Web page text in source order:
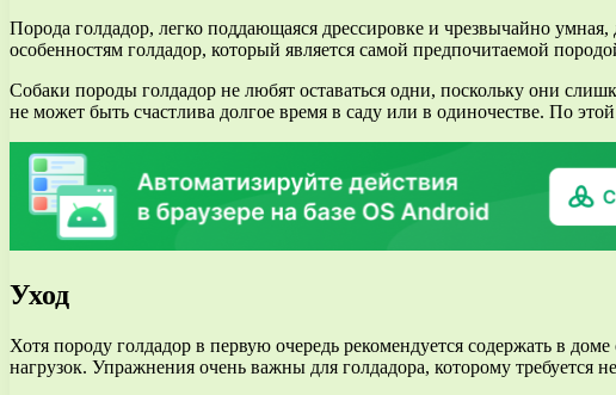
Порода голдадор, легко поддающаяся дрессировке и чрезвычайно
особенностям голдадор, который является самой предпочитаемой
Собаки породы голдадор не любят оставаться одни, поскольку они
не может быть счастлива долгое время в саду или в одиночестве. По
Уход
Хотя породу голдадор в первую очередь рекомендуется содержать в
нагрузок. Упражнения очень важны для голдадора, которому требуется